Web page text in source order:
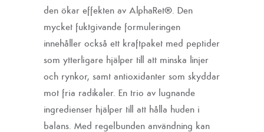
den ökar effekten av AlphaRet®. Den
mycket fuktgivande formuleringen
innehåller också ett kraftpaket med peptider
som ytterligare hjälper till att minska linjer
och rynkor, samt antioxidanter som skyddar
mot fria radikaler. En trio av lugnande
ingredienser hjälper till att hålla huden i
balans. Med regelbunden användning kan